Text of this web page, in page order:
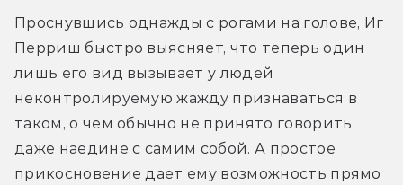
Проснувшись однажды с рогами на голове, Иг
Перриш быстро выясняет, что теперь один
лишь его вид вызывает у людей
неконтролируемую жажду признаваться в
таком, о чем обычно не принято говорить
даже наедине с самим собой. А простое
прикосновение дает ему возможность прямо